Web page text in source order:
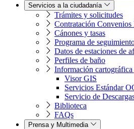
Servicios a la ciudadanía
Trámites y solicitudes
Contratación Convenios
Cánones y tasas
Programa de
Datos de estaciones de
Perfiles de baño
Información
Visor GIS
Servicios Estándar
Servicio de
Biblioteca
FAQs
Prensa y Multimedia